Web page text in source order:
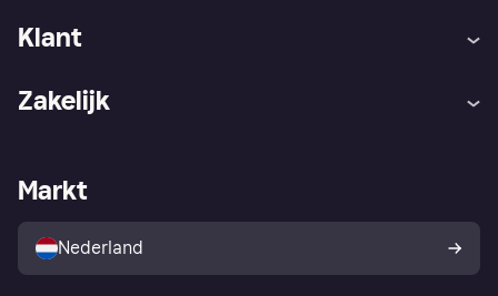
Klant
Winkeloverzicht
Kopersbescherming voor
consumenten
Zakelijk
Zakelijke login
Markt
Nederland